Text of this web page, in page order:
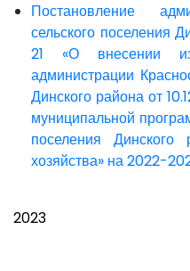
Постановление
сельского поселения
21 «О внесении
администрации
Динского района от
муниципальной
поселения Динского
хозяйства» на 2022-
2023